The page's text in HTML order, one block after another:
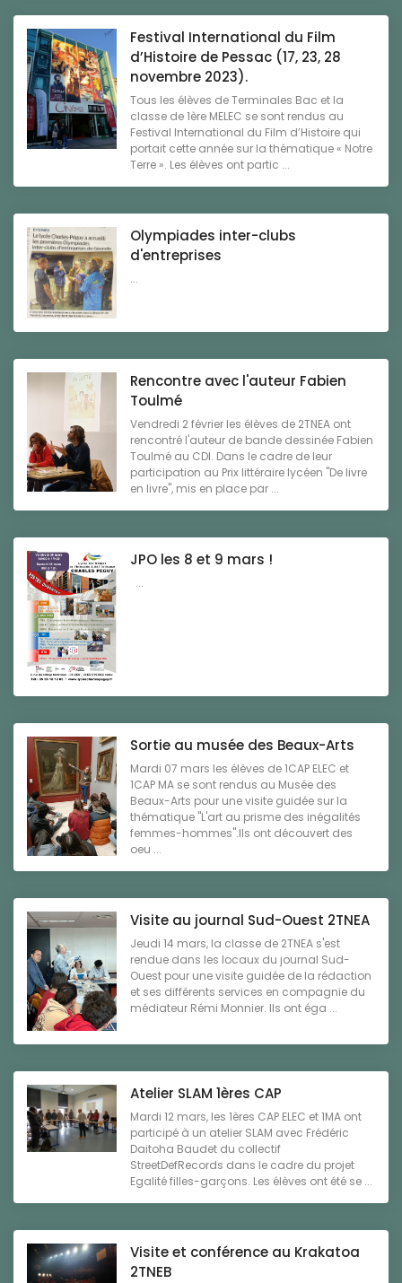
Festival International du Film
d’Histoire de Pessac (17, 23, 28
novembre 2023).
Tous les élèves de Terminales Bac et la
classe de 1ère MELEC se sont rendus au
Festival International du Film d’Histoire qui
portait cette année sur la thématique « Notre
Terre ». Les élèves ont partic ...
Olympiades inter-clubs
d'entreprises
...
Rencontre avec l'auteur Fabien
Toulmé
Vendredi 2 février les élèves de 2TNEA ont
rencontré l'auteur de bande dessinée Fabien
Toulmé au CDI. Dans le cadre de leur
participation au Prix littéraire lycéen "De livre
en livre", mis en place par ...
JPO les 8 et 9 mars !
...
Sortie au musée des Beaux-Arts
Mardi 07 mars les élèves de 1CAP ELEC et
1CAP MA se sont rendus au Musée des
Beaux-Arts pour une visite guidée sur la
thématique "L'art au prisme des inégalités
femmes-hommes".Ils ont découvert des
oeu ...
Visite au journal Sud-Ouest 2TNEA
Jeudi 14 mars, la classe de 2TNEA s'est
rendue dans les locaux du journal Sud-
Ouest pour une visite guidée de la rédaction
et ses différents services en compagnie du
médiateur Rémi Monnier. Ils ont éga ...
Atelier SLAM 1ères CAP
Mardi 12 mars, les 1ères CAP ELEC et 1MA ont
participé à un atelier SLAM avec Frédéric
Daitoha Baudet du collectif
StreetDefRecords dans le cadre du projet
Egalité filles-garçons. Les élèves ont été se ...
Visite et conférence au Krakatoa
2TNEB